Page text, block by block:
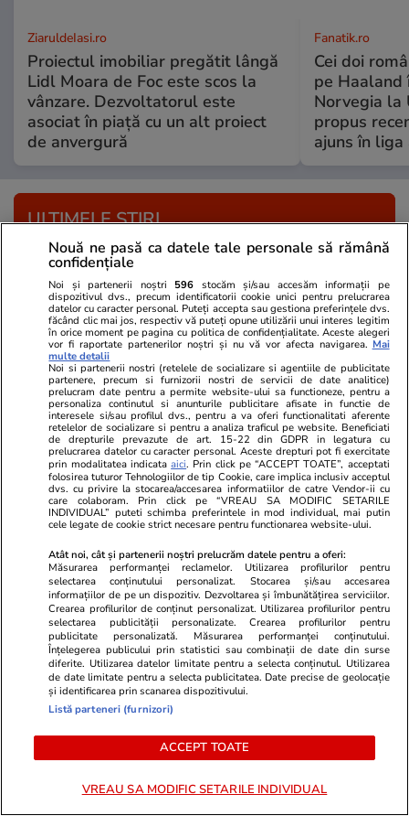
ZiaruldeIasi.ro
Proiectul imobiliar pregătit lângă
Lidl Moara de Foc este scos la
vânzare. Dezvoltatorul este
asociat în piață cu un alt proiect
de anvergură
Fanatik.ro
Cei doi
pe Haaland
Norvegia la
propus
ajuns în liga
ULTIMELE ȘTIRI
Politică
Mesajul unui lider PNL către președintele
Nicușor Dan, înainte de consultările de luni:
„Nu ne cereți să salvăm PSD”
Tenis 11 iul.
Linda Noskova este noua campioană de la
Wimbledon! Titlu istoric la 21 de ani, după o
finală cu Karolina Muchova
Infrastructura 11 iul.
„Mary”, gigantul subteran de 3.500 de tone
care sapă non-stop sub casele din Australia.
Povestea „cârtiței” care schimbă traficul în
Adelaide
Lifestyle
Sistemul de aer condiționat vechi de 123 de
ani, făcut din cărămidă și fier, care încă mai
Nouă ne pasă ca datele tale personale să rămână
confidențiale
Noi și partenerii noștri 596 stocăm și/sau accesăm informații pe
dispozitivul dvs., precum identificatorii cookie unici pentru prelucrarea
datelor cu caracter personal. Puteți accepta sau gestiona preferințele dvs.
făcând clic mai jos, respectiv vă puteți opune utilizării unui interes legitim
în orice moment pe pagina cu politica de confidențialitate. Aceste alegeri
vor fi raportate partenerilor noștri și nu vă vor afecta navigarea. Mai
multe detalii
Noi si partenerii nostri (retelele de socializare si agentiile de publicitate
partenere, precum si furnizorii nostri de servicii de date analitice)
prelucram date pentru a permite website-ului sa functioneze, pentru a
personaliza continutul si anunturile publicitare afisate in functie de
interesele si/sau profilul dvs., pentru a va oferi functionalitati aferente
retelelor de socializare si pentru a analiza traficul pe website. Beneficiati
de drepturile prevazute de art. 15-22 din GDPR in legatura cu
prelucrarea datelor cu caracter personal. Aceste drepturi pot fi exercitate
prin modalitatea indicataaici. Prin click pe “ACCEPT TOATE”, acceptati
folosirea tuturor Tehnologiilor de tip Cookie, care implica inclusiv acceptul
dvs. cu privire la stocarea/accesarea informatiilor de catre Vendor-ii cu
care colaboram. Prin click pe “VREAU SA MODIFIC SETARILE
INDIVIDUAL” puteti schimba preferintele in mod individual, mai putin
cele legate de cookie strict necesare pentru functionarea website-ului.
Atât noi, cât și partenerii noștri prelucrăm datele pentru a oferi:
Măsurarea performanței reclamelor. Utilizarea profilurilor pentru
selectarea conținutului personalizat. Stocarea și/sau accesarea
informațiilor de pe un dispozitiv. Dezvoltarea și îmbunătățirea serviciilor.
Crearea profilurilor de conținut personalizat. Utilizarea profilurilor pentru
selectarea publicității personalizate. Crearea profilurilor pentru
publicitate personalizată. Măsurarea performanței conținutului.
Înțelegerea publicului prin statistici sau combinații de date din surse
diferite. Utilizarea datelor limitate pentru a selecta conținutul. Utilizarea
de date limitate pentru a selecta publicitatea. Date precise de geolocație
și identificarea prin scanarea dispozitivului.
Listă parteneri (furnizori)
ACCEPT TOATE
VREAU SA MODIFIC SETARILE INDIVIDUAL